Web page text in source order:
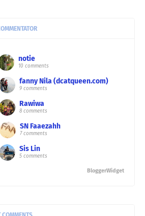
notie
10 comments
fanny Nila (dcatqueen.com)
9 comments
Rawiwa
8 comments
SN Faaezahh
7 comments
Sis Lin
5 comments
BloggerWidget